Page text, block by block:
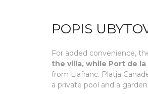
POPIS
For added convenience,
the villa, while Port de la
from Llafranc. Platja
a private pool and a garden.